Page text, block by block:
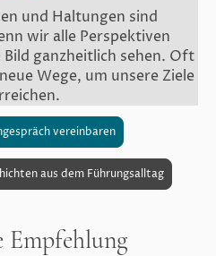
und Haltungen sind
wir alle Perspektiven
ganzheitlich sehen. Oft
Wege, um unsere Ziele
aus dem Führungsalltag
vereinbaren
Empfehlung